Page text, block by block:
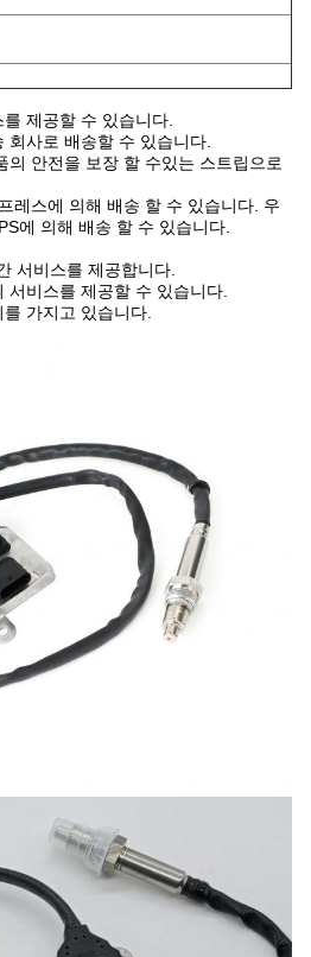
제공할 수 있습니다.
사로 배송할 수 있습니다.
의 안전을 보장 할 수있는 스트립으로
레스에 의해 배송 할 수 있습니다. 우
에 의해 배송 할 수 있습니다.
서비스를 제공합니다.
비스를 제공할 수 있습니다.
가지고 있습니다.